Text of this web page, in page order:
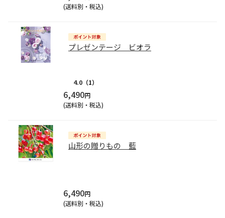
(送料別・税込)
プレゼンテージ ビオラ
4.0 （1）
6,490円
(送料別・税込)
山形の贈りもの 藍
6,490円
(送料別・税込)